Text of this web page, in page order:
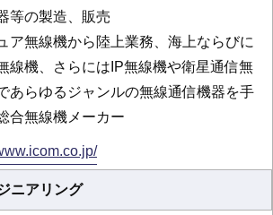
等の製造、販売
ア無線機から陸上業務、海上ならびに
線機、さらにはIP無線機や衛星通信無
あらゆるジャンルの無線通信機器を手
合無線機メーカー
ニアリング